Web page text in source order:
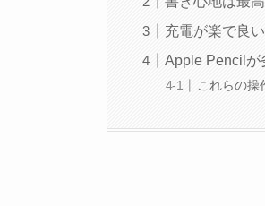
充電が楽で良い
Apple Pencilが
これらの操